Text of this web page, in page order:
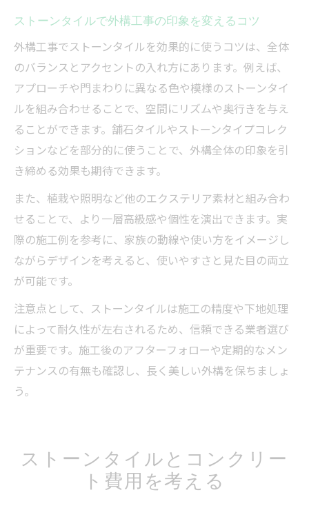
ストーンタイルで外構工事の印象を変えるコツ
外構工事でストーンタイルを効果的に使うコツは、全体
のバランスとアクセントの入れ方にあります。例えば、
アプローチや門まわりに異なる色や模様のストーンタイ
ルを組み合わせることで、空間にリズムや奥行きを与え
ることができます。舗石タイルやストーンタイプコレク
ションなどを部分的に使うことで、外構全体の印象を引
き締める効果も期待できます。
また、植栽や照明など他のエクステリア素材と組み合わ
せることで、より一層高級感や個性を演出できます。実
際の施工例を参考に、家族の動線や使い方をイメージし
ながらデザインを考えると、使いやすさと見た目の両立
が可能です。
注意点として、ストーンタイルは施工の精度や下地処理
によって耐久性が左右されるため、信頼できる業者選び
が重要です。施工後のアフターフォローや定期的なメン
テナンスの有無も確認し、長く美しい外構を保ちましょ
う。
ストーンタイルとコンクリー
ト費用を考える